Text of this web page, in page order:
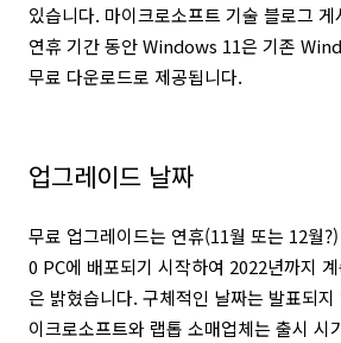
있습니다. 마이크로소프트 기술 블로그
연휴 기간 동안 Windows 11은 기존
무료 다운로드로 제공됩니다.
업그레이드 날짜
무료 업그레이드는 연휴(11월 또는 12월
0 PC에 배포되기 시작하여 2022년까지
은 밝혔습니다. 구체적인 날짜는 발표되
이크로소프트와 랩톱 소매업체는 출시 시